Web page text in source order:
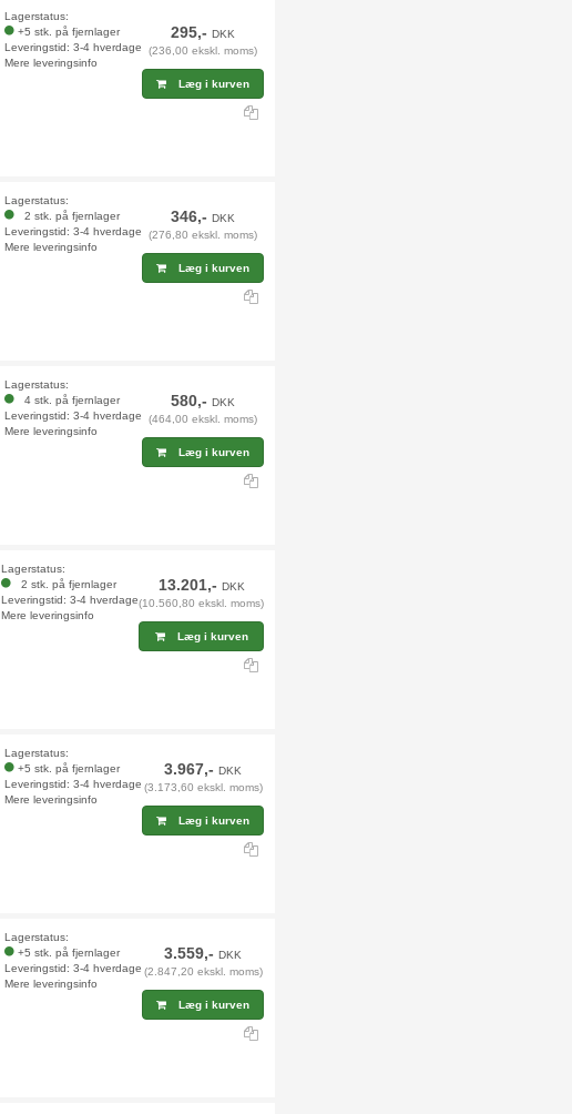
Lagerstatus:
+5 stk. på fjernlager
Leveringstid: 3-4 hverdage
Mere leveringsinfo
295,-DKK
(236,00 ekskl. moms)
Læg i kurven
Lagerstatus:
2 stk. på fjernlager
Leveringstid: 3-4 hverdage
Mere leveringsinfo
346,-DKK
(276,80 ekskl. moms)
Læg i kurven
Lagerstatus:
4 stk. på fjernlager
Leveringstid: 3-4 hverdage
Mere leveringsinfo
580,-DKK
(464,00 ekskl. moms)
Læg i kurven
Lagerstatus:
2 stk. på fjernlager
Leveringstid: 3-4 hverdage
Mere leveringsinfo
13.201,- DKK
(10.560,80 ekskl. moms)
Læg i kurven
Lagerstatus:
+5 stk. på fjernlager
Leveringstid: 3-4 hverdage
Mere leveringsinfo
3.967,-DKK
(3.173,60 ekskl. moms)
Læg i kurven
Lagerstatus:
+5 stk. på fjernlager
Leveringstid: 3-4 hverdage
Mere leveringsinfo
3.559,-DKK
(2.847,20 ekskl. moms)
Læg i kurven